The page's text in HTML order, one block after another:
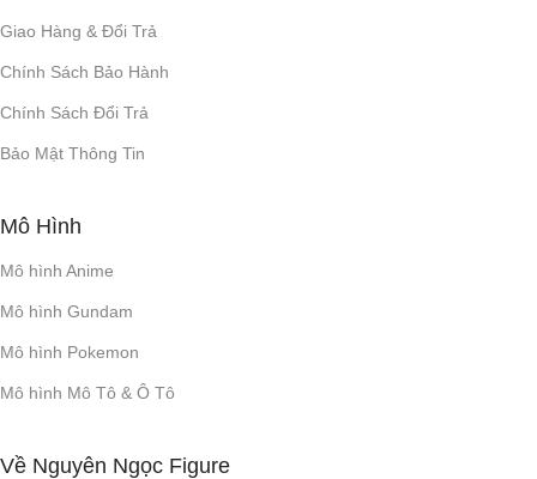
Giao Hàng & Đổi Trả
Chính Sách Bảo Hành
Chính Sách Đổi Trả
Bảo Mật Thông Tin
Mô Hình
Mô hình Anime
Mô hình Gundam
Mô hình Pokemon
Mô hình Mô Tô & Ô Tô
Về Nguyên Ngọc Figure